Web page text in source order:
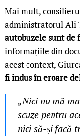
Mai mult,
administratorul Ali
autobuzele sunt de
informațiile din
acest context,
fi indus în eroare
„Nici nu mă
scuze pentru
nici să-și facă